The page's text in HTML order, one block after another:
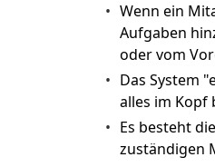
Wenn ein
Aufgaben
oder vom
Das System
alles im Kopf
Es besteht
zuständigen